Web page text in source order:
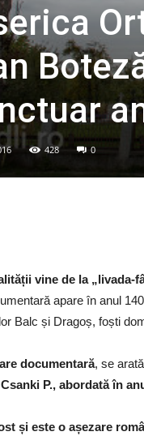
428 0
vine de la „livada-
apare în anul
Balc și Dragoș, foști
documentară, se
P., abordată în
și este o așezare